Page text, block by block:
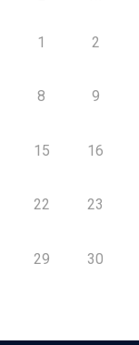
1 2
8 9
15 16
22 23
29 30